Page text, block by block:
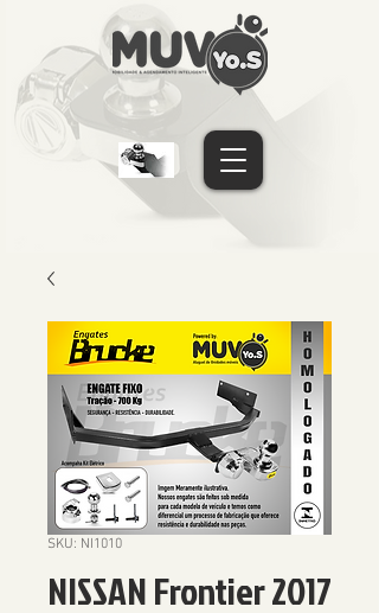
SKU: NI1010
NISSAN Frontier 2017